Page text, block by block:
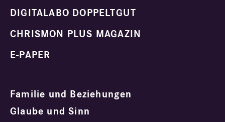
DIGITALABO DOPPELTGUT
CHRISMON PLUS MAGAZIN
E-PAPER
Familie und Beziehungen
Glaube und Sinn